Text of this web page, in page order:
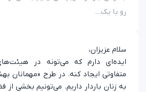
می‌تونه در هیئت‌های مذهبی فضای
در طرح «مهمانان بهشتی»، توجه خاصی
می‌تونیم بخشی از فضای هیئت بانوان